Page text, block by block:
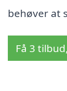
behøver at
Få 3